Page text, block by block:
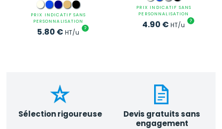
PRIX INDICATIF SANS
PERSONNALISATION
5.80 € HT/u ?
PRIX INDICATIF SANS
PERSONNALISATION
4.90 € HT/u ?
Sélection rigoureuse
Devis gratuits sans
engagement